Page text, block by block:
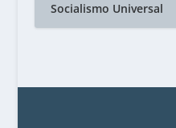
Socialismo Universal